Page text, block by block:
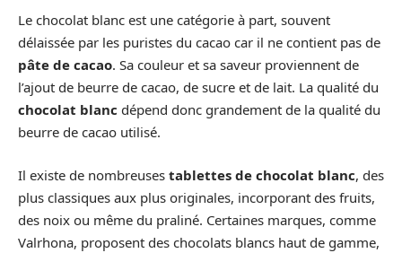
Le chocolat blanc est une catégorie à part, souvent
délaissée par les puristes du cacao car il ne contient pas de
pâte de cacao. Sa couleur et sa saveur proviennent de
l’ajout de beurre de cacao, de sucre et de lait. La qualité du
chocolat blanc dépend donc grandement de la qualité du
beurre de cacao utilisé.
Il existe de nombreuses tablettes de chocolat blanc, des
plus classiques aux plus originales, incorporant des fruits,
des noix ou même du praliné. Certaines marques, comme
Valrhona, proposent des chocolats blancs haut de gamme,